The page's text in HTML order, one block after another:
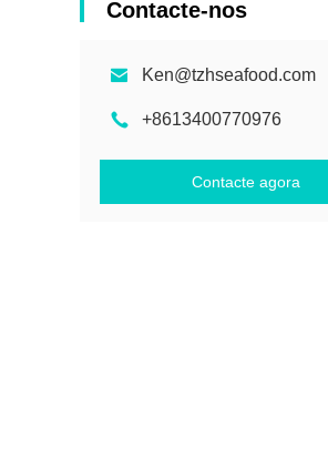
Contacte-nos
Ken@tzhseafood.com
+8613400770976
Contacte agora